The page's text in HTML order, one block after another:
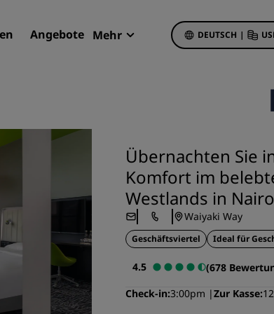
Angebote Mehr DEUTSCH |
geplante Hotels
Sie Radisson Meetings
Bonus für
Deals of the
Im Voraus
Unsere
Übernachten Sie
Komfort im
Westlands in
Waiyaki Way
Geschäftsviertel Ideal für
4.5
(678
Check-in 3:00pm Zur Kasse